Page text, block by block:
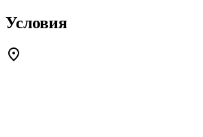
Условия